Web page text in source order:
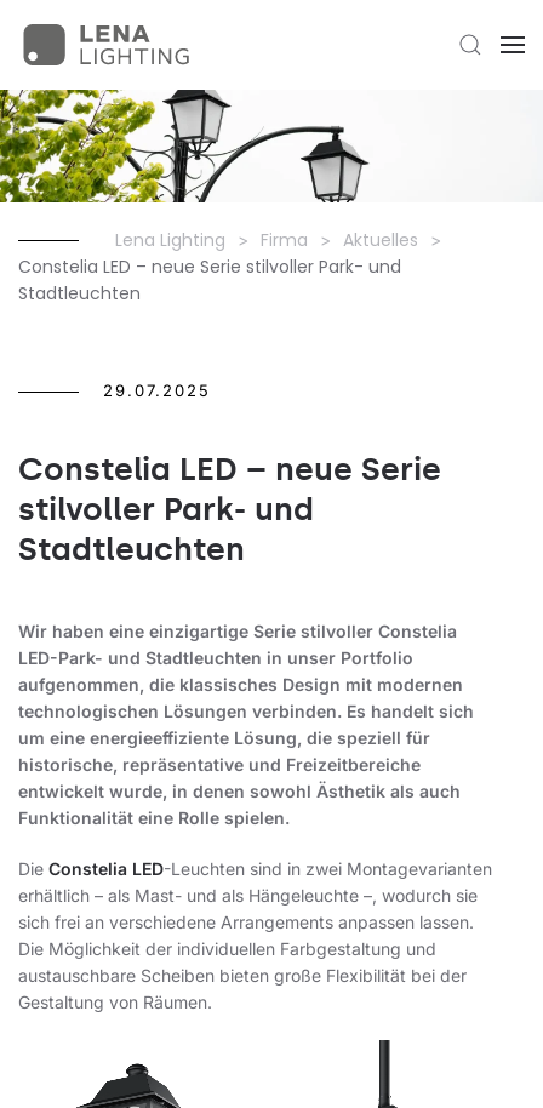
Lena Lighting Firma
Aktuelles
Constelia LED – neue Serie stilvoller Park- und
Stadtleuchten
29.07.2025
Constelia LED – neue Serie
stilvoller Park- und
Stadtleuchten
Wir haben eine einzigartige Serie stilvoller Constelia
LED-Park- und Stadtleuchten in unser Portfolio
aufgenommen, die klassisches Design mit modernen
technologischen Lösungen verbinden. Es handelt sich
um eine energieeffiziente Lösung, die speziell für
historische, repräsentative und Freizeitbereiche
entwickelt wurde, in denen sowohl Ästhetik als auch
Funktionalität eine Rolle spielen.
Die Constelia LED-Leuchten sind in zwei Montagevarianten
erhältlich – als Mast- und als Hängeleuchte –, wodurch sie
sich frei an verschiedene Arrangements anpassen lassen.
Die Möglichkeit der individuellen Farbgestaltung und
austauschbare Scheiben bieten große Flexibilität bei der
Gestaltung von Räumen.